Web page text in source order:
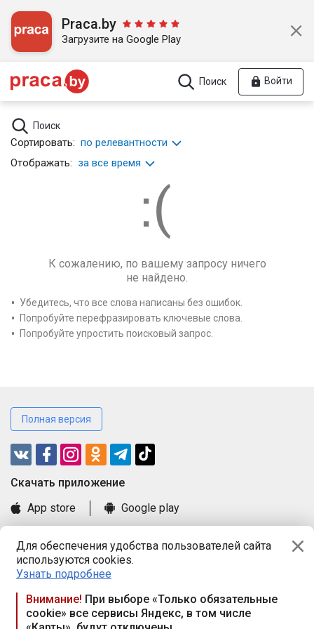
Для обеспечения удобства пользователей сайта
используются cookies.
Узнать подробнее
Внимание! При выборе «Только обязательные
cookie» все сервисы Яндекс, в том числе
Praca.by
Загрузите на Google Play
Поиск Войти
Поиск
Сортировать: по релевантности
Отображать: за все время
К сожалению, по вашему запросу ничего
не найдено.
Убедитесь, что все слова написаны без ошибок.
Попробуйте перефразировать ключевые слова.
Попробуйте упростить поисковый запрос.
Полная версия
Cкачать приложение
App store
Google play
Книга замечаний и предложений
Правила и документы
Praca.by © 2000—2026, ООО «ПРАЦА БАЙ»
Республика Беларусь, 220114, г. Минск, пр-т Независимости
117а, пом. № 9.